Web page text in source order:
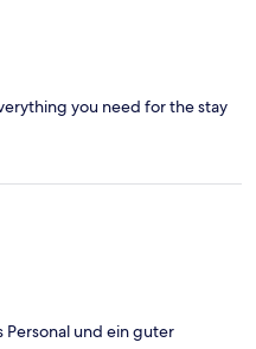
you need for the stay
und ein guter